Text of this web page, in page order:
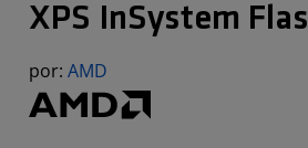
XPS InSystem
por: AMD